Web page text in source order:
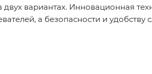
вариантах. Инновационная
а безопасности и